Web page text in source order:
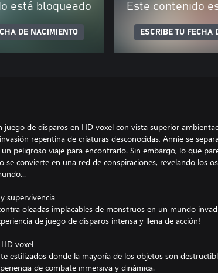
está bloqueado
DE NACIMIENTO
Este contenido
ESCRIBE TU FECHA
juego de disparos en HD voxel con vista superior
repentina de criaturas desconocidas, Annie se
peligroso viaje para encontrarlo. Sin embargo, lo que
se convierte en una red de conspiraciones, revelando los
supervivencia
oleadas implacables de monstruos en un mundo
de juego de disparos intensa y llena de acción!
voxel
estilizados donde la mayoría de los objetos son
de combate inmersiva y dinámica.